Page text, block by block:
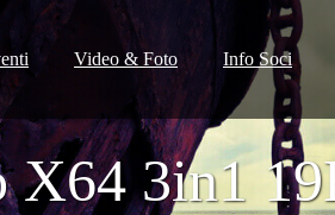
Video & Foto Info Soci
X64 3in1